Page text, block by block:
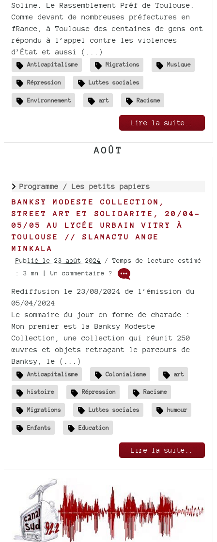
Soline. Le Rassemblement Préf de Toulouse.
Comme devant de nombreuses préfectures en
fRance, à Toulouse des centaines de gens ont
répondu à l’appel contre les violences
d’État et aussi (...)
Anticapitalisme Migrations Musique
Répression Luttes sociales
Environnement art Racisme
Lire la suite..
AOÛT
Programme / Les petits papiers
BANKSY MODESTE COLLECTION,
STREET ART ET SOLIDARITE, 20/04-
05/05 AU LYCÉE URBAIN VITRY À
TOULOUSE // SLAMACTU ANGE
MINKALA
Publié le 23 août 2024 / Temps de lecture estimé
: 3 mn | Un commentaire ?
Rediffusion le 23/08/2024 de l’émission du
05/04/2024
Le sommaire du jour en forme de charade :
Mon premier est la Banksy Modeste
Collection, une collection qui réunit 250
œuvres et objets retraçant le parcours de
Banksy, le (...)
Anticapitalisme Colonialisme art
histoire Répression Racisme
Migrations Luttes sociales humour
Enfants Education
Lire la suite..